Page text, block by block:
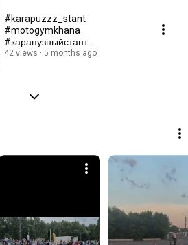
#karapuzzz_stant
#motogymkhana
#карапузныйстант
#мотоджимхана #nikoyar69
42 views 5 months ago